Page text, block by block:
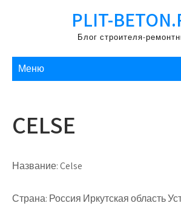
PLIT-
Блог строителя-
Меню
CELSE
Название:Celse
Страна: Россия Иркутская область